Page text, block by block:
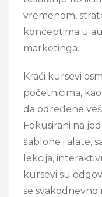
vremenom,
konceptima u
marketinga.
Kraći kursevi
početnicima,
da određene
Fokusirani na
šablone i alate,
lekcija,
kursevi su
se